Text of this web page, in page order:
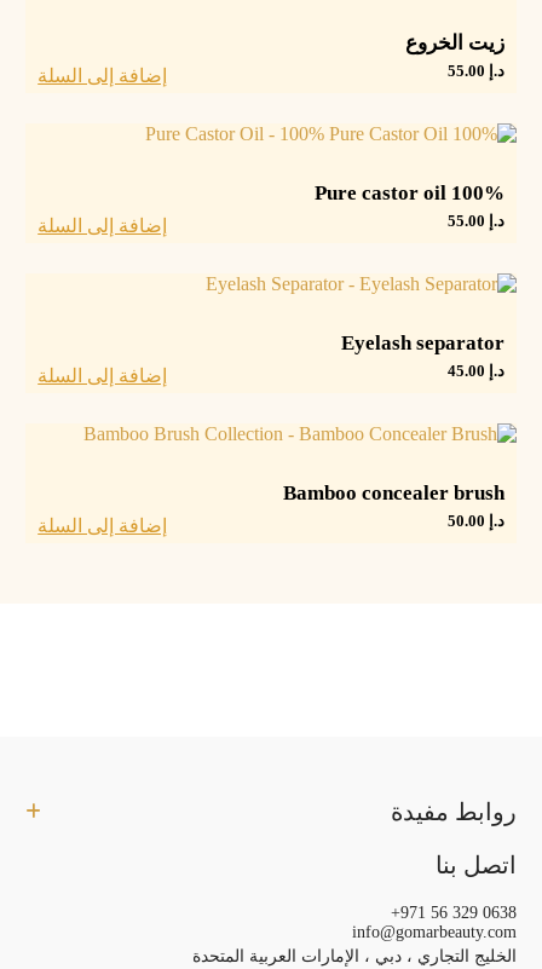
زيت الخروع
د.إ إضافة إلى السلة
100% Pure castor oil
د.إ إضافة إلى السلة
Eyelash separator
د.إ إضافة إلى السلة
Bamboo concealer brush
د.إ إضافة إلى السلة
روابط مفيدة
اتصل بنا
+971 56 329 0638
info@gomarbeauty.com
الخليج التجاري ، دبي ، الإمارات العربية المتحدة